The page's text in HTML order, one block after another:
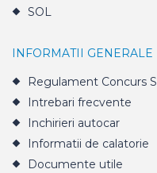
SOL
INFORMATII GENERALE
Regulament Concurs
Intrebari frecvente
Inchirieri autocar
Informatii de calatorie
Documente utile